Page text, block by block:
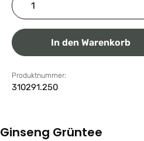
In den Warenkorb
Produktnummer:
310291.250
Ginseng Grüntee